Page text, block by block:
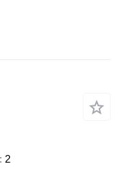
2